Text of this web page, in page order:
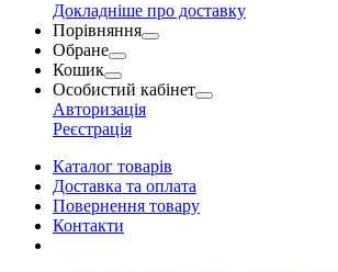
Докладніше про доставку
Порівняння
Обране
Кошик
Особистий кабінет
Авторизація
Реєстрація
Каталог товарів
Доставка та оплата
Повернення товару
Контакти